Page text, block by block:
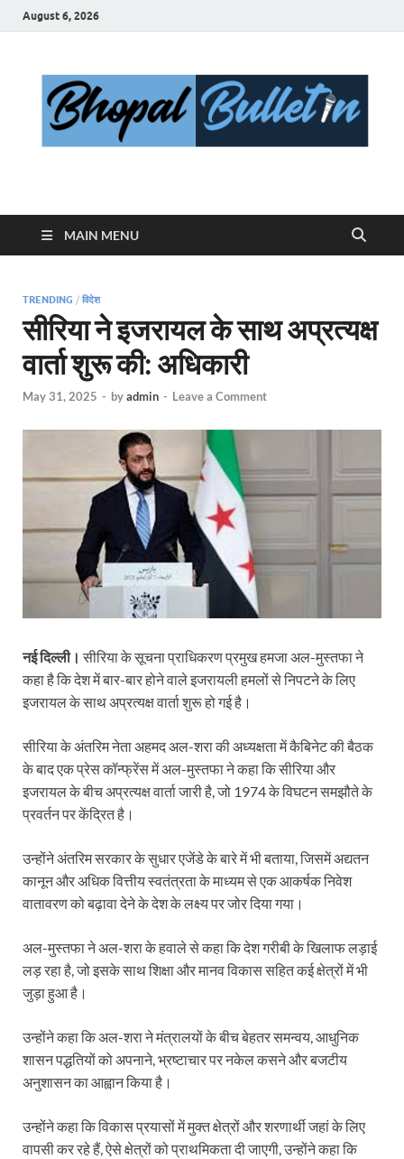
August 6, 2026
Bhopal Bulletin
MAIN MENU
TRENDING / विदेश
सीरिया ने इजरायल के साथ अप्रत्यक्ष
वार्ता शुरू की: अधिकारी
May 31, 2025 - byadmin - Leave a Comment
नई दिल्ली। सीरिया के सूचना प्राधिकरण प्रमुख हमजा अल-मुस्तफा ने
कहा है कि देश में बार-बार होने वाले इजरायली हमलों से निपटने के लिए
इजरायल के साथ अप्रत्यक्ष वार्ता शुरू हो गई है।
सीरिया के अंतरिम नेता अहमद अल-शरा की अध्यक्षता में कैबिनेट की बैठक
के बाद एक प्रेस कॉन्फ्रेंस में अल-मुस्तफा ने कहा कि सीरिया और
इजरायल के बीच अप्रत्यक्ष वार्ता जारी है, जो 1974 के विघटन समझौते के
प्रवर्तन पर केंद्रित है।
उन्होंने अंतरिम सरकार के सुधार एजेंडे के बारे में भी बताया, जिसमें अद्यतन
कानून और अधिक वित्तीय स्वतंत्रता के माध्यम से एक आकर्षक निवेश
वातावरण को बढ़ावा देने के देश के लक्ष्य पर जोर दिया गया।
अल-मुस्तफा ने अल-शरा के हवाले से कहा कि देश गरीबी के खिलाफ लड़ाई
लड़ रहा है, जो इसके साथ शिक्षा और मानव विकास सहित कई क्षेत्रों में भी
जुड़ा हुआ है।
उन्होंने कहा कि अल-शरा ने मंत्रालयों के बीच बेहतर समन्वय, आधुनिक
शासन पद्धतियों को अपनाने, भ्रष्टाचार पर नकेल कसने और बजटीय
अनुशासन का आह्वान किया है।
उन्होंने कहा कि विकास प्रयासों में मुक्त क्षेत्रों और शरणार्थी जहां के लिए
वापसी कर रहे हैं, ऐसे क्षेत्रों को प्राथमिकता दी जाएगी, उन्होंने कहा कि